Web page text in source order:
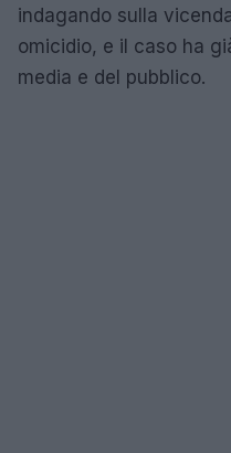
indagando sulla
omicidio, e il caso ha
media e del pubblico.